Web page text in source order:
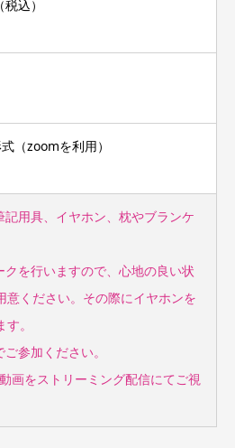
込）
（zoomを利用）
用具、イヤホン、枕やブランケ
を行いますので、心地の良い状
意ください。その際にイヤホンを
。
参加ください。
画をストリーミング配信にてご視